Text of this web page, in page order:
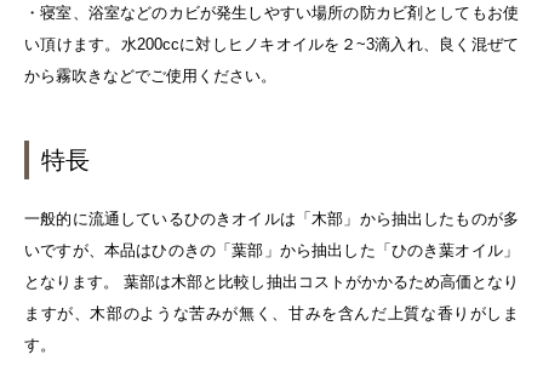
・寝室、浴室などのカビが発生しやすい場所の防カビ剤としてもお使
い頂けます。水200ccに対しヒノキオイルを２~3滴入れ、良く混ぜて
から霧吹きなどでご使用ください。
特長
一般的に流通しているひのきオイルは「木部」から抽出したものが多
いですが、本品はひのきの「葉部」から抽出した「ひのき葉オイル」
となります。 葉部は木部と比較し抽出コストがかかるため高価となり
ますが、木部のような苦みが無く、甘みを含んだ上質な香りがしま
す。